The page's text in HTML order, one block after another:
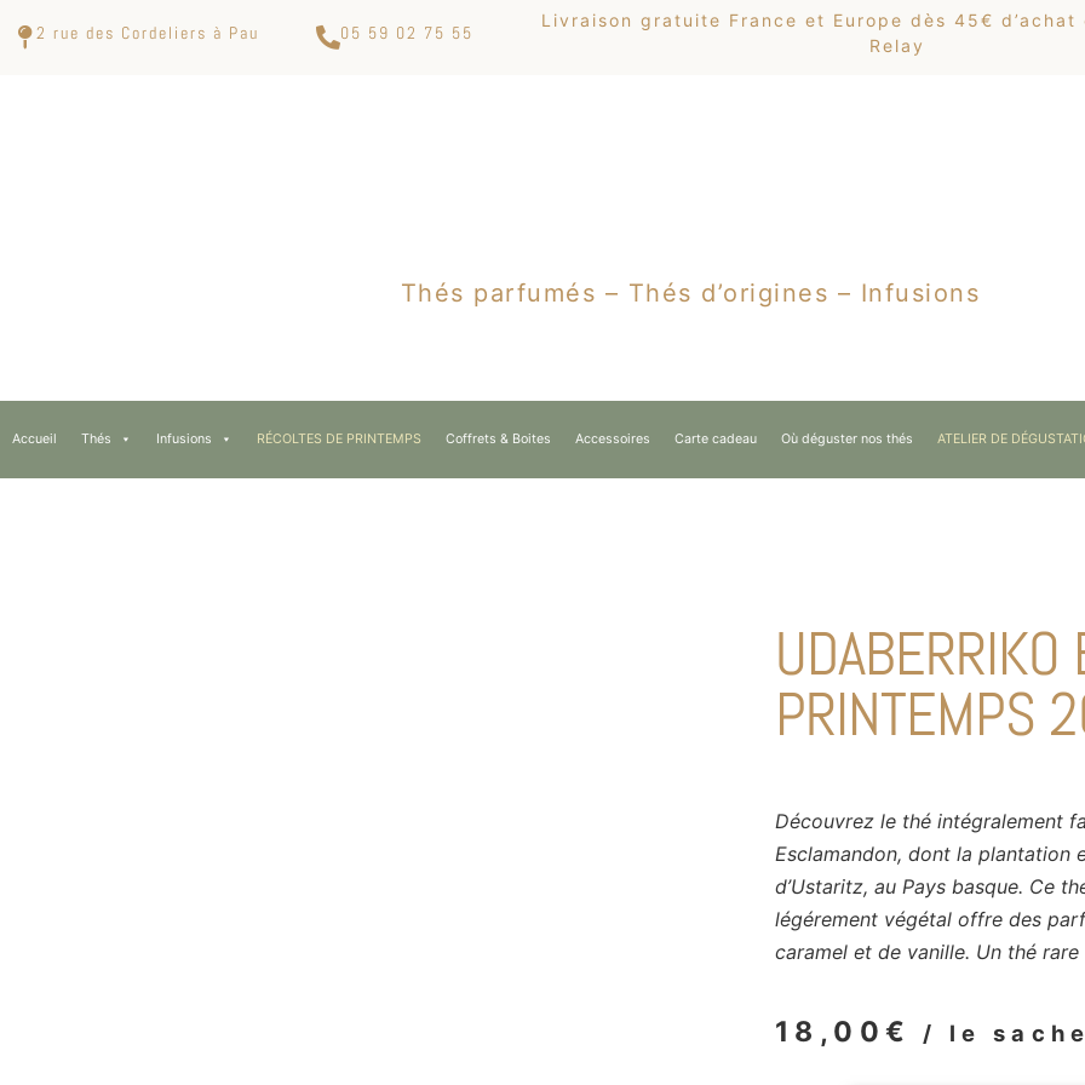
2 rue des Cordeliers à Pau 05 59 02 75 55
Livraison gratuite France et Europe dès 45€
Relay
Thés parfumés – Thés d’origines – Infusions
Accueil Thés Infusions RÉCOLTES DE PRINTEMPS Coffrets & Boites Accessoires Carte cadeau Où déguster nos thés ATELIER DE
UDABERRIKO
PRINTEMPS
Découvrez le thé intégralement
Esclamandon, dont la plantation
d’Ustaritz, au Pays basque. Ce
légérement végétal offre des
caramel et de vanille. Un thé
18,00 € / le